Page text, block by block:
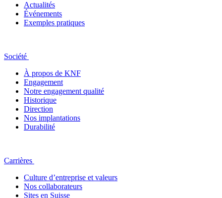
Actualités
Événements
Exemples pratiques
Société
À propos de KNF
Engagement
Notre engagement qualité
Historique
Direction
Nos implantations
Durabilité
Carrières
Culture d’entreprise et valeurs
Nos collaborateurs
Sites en Suisse